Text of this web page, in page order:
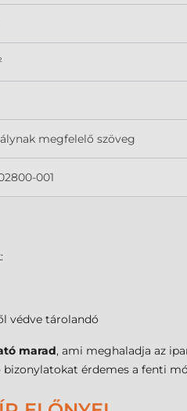
megfelelő szöveg
001
védve tárolandó
marad, ami meghaladja az
bizonylatokat érdemes a fenti